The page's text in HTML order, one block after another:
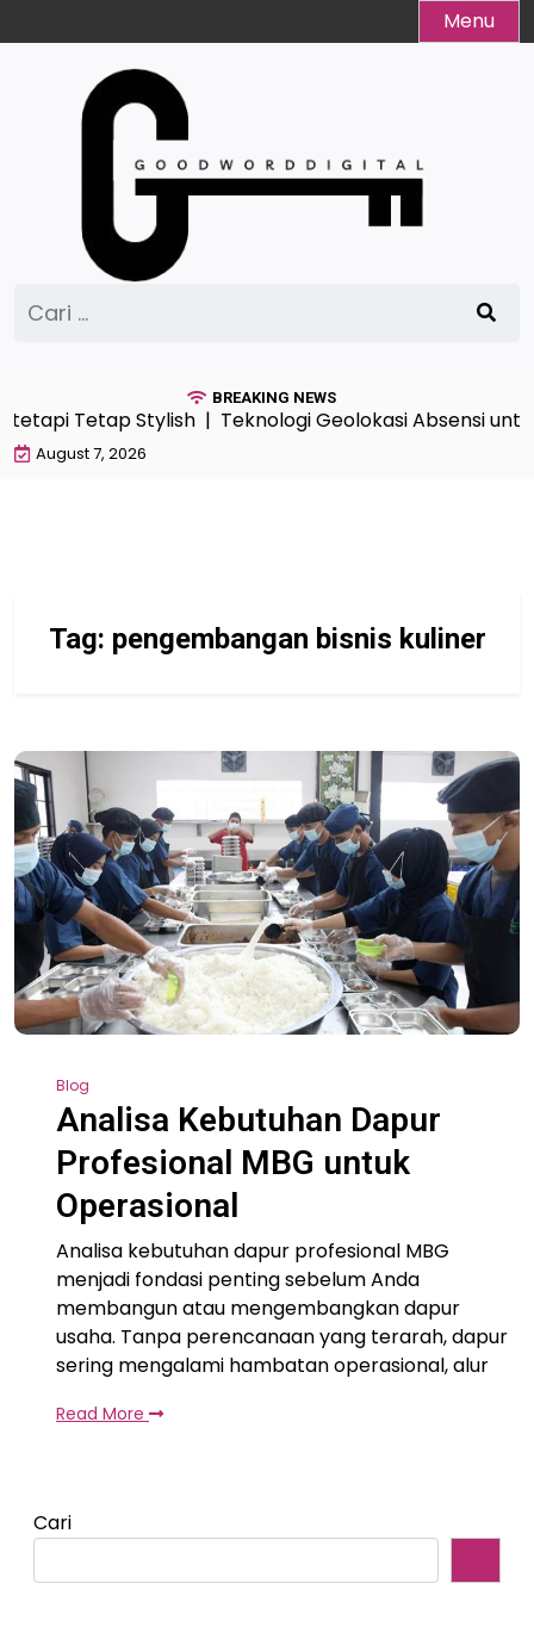
to
Menu
untuk:
BREAKING NEWS
Tetap Stylish | Teknologi Geolokasi Absensi
August 7, 2026
Tag: pengembangan bisnis kuliner
Blog
Analisa Kebutuhan Dapur
Profesional MBG untuk
Operasional
Analisa kebutuhan dapur profesional MBG
menjadi fondasi penting sebelum Anda
membangun atau mengembangkan dapur
usaha. Tanpa perencanaan yang terarah, dapur
sering mengalami hambatan operasional, alur
Read More
Cari